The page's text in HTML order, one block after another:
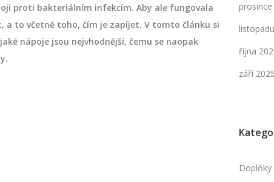
proti bakteriálním infekcím. Aby ale fungovala
a to včetně toho, čím je zapíjet. V tomto článku si
nápoje jsou nejvhodnější, čemu se naopak
října
září 2025